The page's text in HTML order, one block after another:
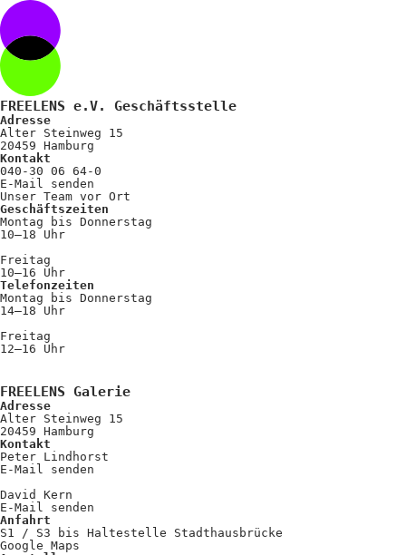
FREELENS e.V. Geschäftsstelle
Adresse
Alter Steinweg 15
20459 Hamburg
Kontakt
040-30 06 64-0
E-Mail senden
Unser Team vor Ort
Geschäftszeiten
Montag bis Donnerstag
10–18 Uhr
Freitag
10–16 Uhr
Telefonzeiten
Montag bis Donnerstag
14–18 Uhr
Freitag
12–16 Uhr
FREELENS Galerie
Adresse
Alter Steinweg 15
20459 Hamburg
Kontakt
Peter Lindhorst
E-Mail senden
David Kern
E-Mail senden
Anfahrt
S1 / S3 bis Haltestelle Stadthausbrücke
Google Maps